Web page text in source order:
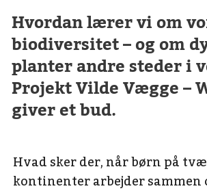
Hvordan lærer vi om
biodiversitet – og om
planter andre steder i
Projekt Vilde Vægge –
giver et bud.
Hvad sker der, når børn på
kontinenter arbejder sammen